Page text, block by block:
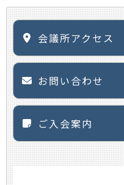
会議所アクセス
お問い合わせ
ご入会案内